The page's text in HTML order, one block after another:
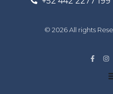
© 2026 All rights